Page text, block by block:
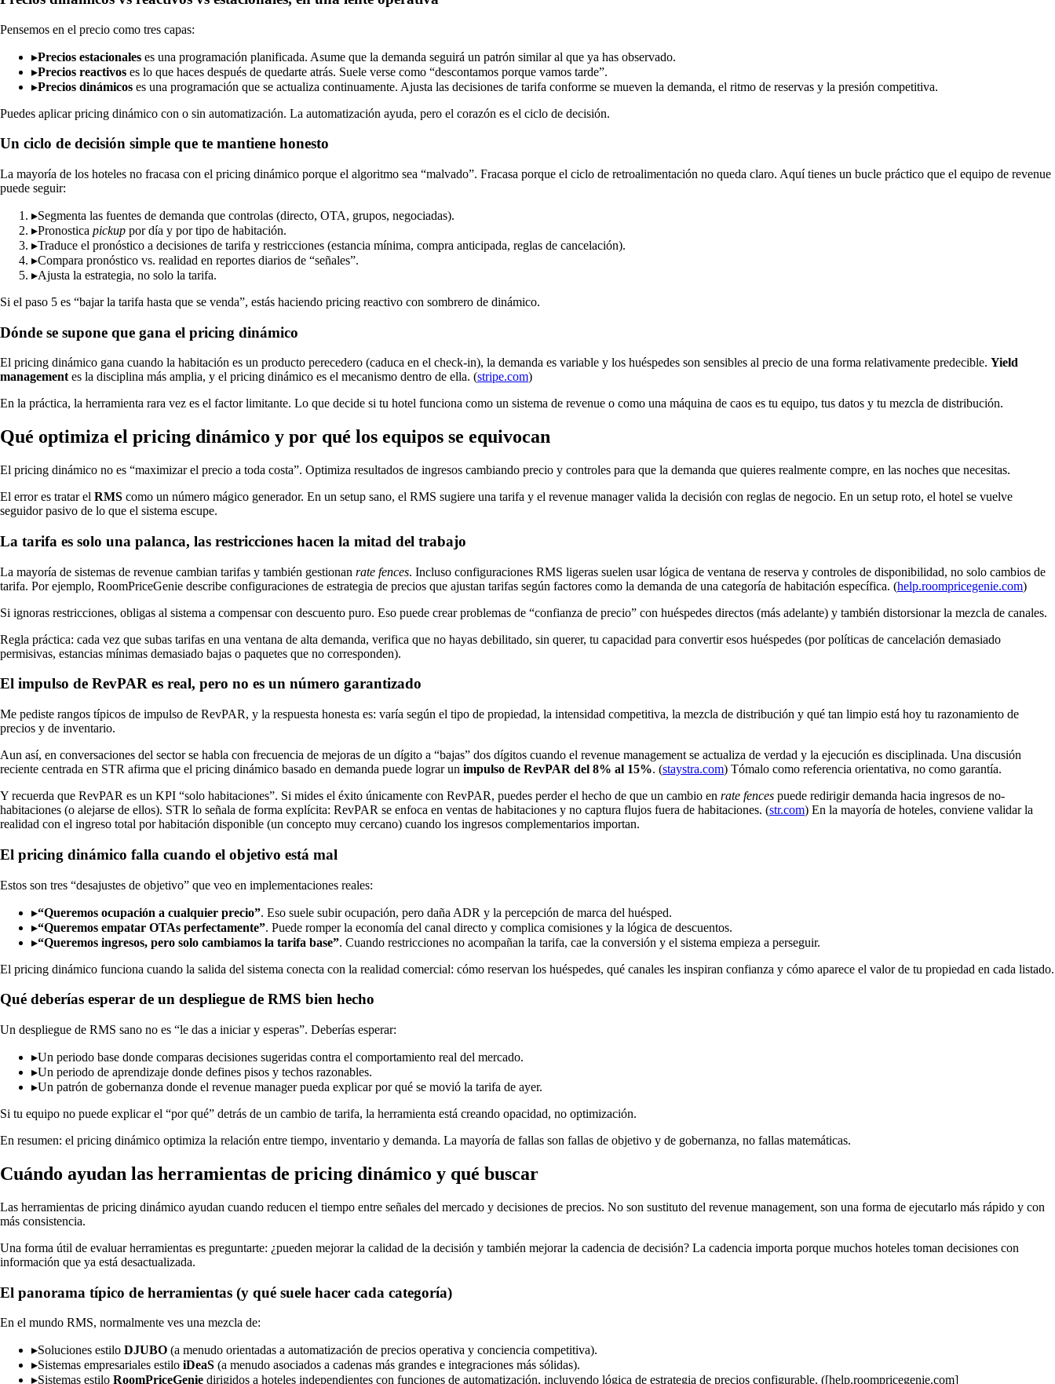
Pensemos en el precio como tres capas:
▸Precios estacionales es una programación planificada. Asume que la demanda seguirá un patrón similar al que ya has observado.
▸Precios reactivos es lo que haces después de quedarte atrás. Suele verse como “descontamos porque vamos tarde”.
▸Precios dinámicos es una programación que se actualiza continuamente. Ajusta las decisiones de tarifa conforme se mueven la demanda, el ritmo de reservas y la presión competitiva.
Puedes aplicar pricing dinámico con o sin automatización. La automatización ayuda, pero el corazón es el ciclo de decisión.
Un ciclo de decisión simple que te mantiene honesto
La mayoría de los hoteles no fracasa con el pricing dinámico porque el algoritmo sea “malvado”. Fracasa porque el ciclo de retroalimentación no queda claro. Aquí tienes un bucle práctico que el equipo de revenue
puede seguir:
▸Segmenta las fuentes de demanda que controlas (directo, OTA, grupos, negociadas).
▸Pronostica pickup por día y por tipo de habitación.
▸Traduce el pronóstico a decisiones de tarifa y restricciones (estancia mínima, compra anticipada, reglas de cancelación).
▸Compara pronóstico vs. realidad en reportes diarios de “señales”.
▸Ajusta la estrategia, no solo la tarifa.
Si el paso 5 es “bajar la tarifa hasta que se venda”, estás haciendo pricing reactivo con sombrero de dinámico.
Dónde se supone que gana el pricing dinámico
El pricing dinámico gana cuando la habitación es un producto perecedero (caduca en el check-in), la demanda es variable y los huéspedes son sensibles al precio de una forma relativamente predecible. Yield
managementes la disciplina más amplia, y el pricing dinámico es el mecanismo dentro de ella. (stripe.com)
En la práctica, la herramienta rara vez es el factor limitante. Lo que decide si tu hotel funciona como un sistema de revenue o como una máquina de caos es tu equipo, tus datos y tu mezcla de distribución.
Qué optimiza el pricing dinámico y por qué los equipos se equivocan
El pricing dinámico no es “maximizar el precio a toda costa”. Optimiza resultados de ingresos cambiando precio y controles para que la demanda que quieres realmente compre, en las noches que necesitas.
El error es tratar el RMS como un número mágico generador. En un setup sano, el RMS sugiere una tarifa y el revenue manager valida la decisión con reglas de negocio. En un setup roto, el hotel se vuelve
seguidor pasivo de lo que el sistema escupe.
La tarifa es solo una palanca, las restricciones hacen la mitad del trabajo
La mayoría de sistemas de revenue cambian tarifas y también gestionan rate fences. Incluso configuraciones RMS ligeras suelen usar lógica de ventana de reserva y controles de disponibilidad, no solo cambios de
tarifa. Por ejemplo, RoomPriceGenie describe configuraciones de estrategia de precios que ajustan tarifas según factores como la demanda de una categoría de habitación específica. (help.roompricegenie.com)
Si ignoras restricciones, obligas al sistema a compensar con descuento puro. Eso puede crear problemas de “confianza de precio” con huéspedes directos (más adelante) y también distorsionar la mezcla de canales.
Regla práctica: cada vez que subas tarifas en una ventana de alta demanda, verifica que no hayas debilitado, sin querer, tu capacidad para convertir esos huéspedes (por políticas de cancelación demasiado
permisivas, estancias mínimas demasiado bajas o paquetes que no corresponden).
El impulso de RevPAR es real, pero no es un número garantizado
Me pediste rangos típicos de impulso de RevPAR, y la respuesta honesta es: varía según el tipo de propiedad, la intensidad competitiva, la mezcla de distribución y qué tan limpio está hoy tu razonamiento de
precios y de inventario.
Aun así, en conversaciones del sector se habla con frecuencia de mejoras de un dígito a “bajas” dos dígitos cuando el revenue management se actualiza de verdad y la ejecución es disciplinada. Una discusión
reciente centrada en STR afirma que el pricing dinámico basado en demanda puede lograr un impulso de RevPAR del 8% al 15%. (staystra.com) Tómalo como referencia orientativa, no como garantía.
Y recuerda que RevPAR es un KPI “solo habitaciones”. Si mides el éxito únicamente con RevPAR, puedes perder el hecho de que un cambio en rate fences puede redirigir demanda hacia ingresos de no-
habitaciones (o alejarse de ellos). STR lo señala de forma explícita: RevPAR se enfoca en ventas de habitaciones y no captura flujos fuera de habitaciones. (str.com) En la mayoría de hoteles, conviene validar la
realidad con el ingreso total por habitación disponible (un concepto muy cercano) cuando los ingresos complementarios importan.
El pricing dinámico falla cuando el objetivo está mal
Estos son tres “desajustes de objetivo” que veo en implementaciones reales:
▸“Queremos ocupación a cualquier precio”. Eso suele subir ocupación, pero daña ADR y la percepción de marca del huésped.
▸“Queremos empatar OTAs perfectamente”. Puede romper la economía del canal directo y complica comisiones y la lógica de descuentos.
▸“Queremos ingresos, pero solo cambiamos la tarifa base”. Cuando restricciones no acompañan la tarifa, cae la conversión y el sistema empieza a perseguir.
El pricing dinámico funciona cuando la salida del sistema conecta con la realidad comercial: cómo reservan los huéspedes, qué canales les inspiran confianza y cómo aparece el valor de tu propiedad en cada listado.
Qué deberías esperar de un despliegue de RMS bien hecho
Un despliegue de RMS sano no es “le das a iniciar y esperas”. Deberías esperar:
▸Un periodo base donde comparas decisiones sugeridas contra el comportamiento real del mercado.
▸Un periodo de aprendizaje donde defines pisos y techos razonables.
▸Un patrón de gobernanza donde el revenue manager pueda explicar por qué se movió la tarifa de ayer.
Si tu equipo no puede explicar el “por qué” detrás de un cambio de tarifa, la herramienta está creando opacidad, no optimización.
En resumen: el pricing dinámico optimiza la relación entre tiempo, inventario y demanda. La mayoría de fallas son fallas de objetivo y de gobernanza, no fallas matemáticas.
Cuándo ayudan las herramientas de pricing dinámico y qué buscar
Las herramientas de pricing dinámico ayudan cuando reducen el tiempo entre señales del mercado y decisiones de precios. No son sustituto del revenue management, son una forma de ejecutarlo más rápido y con
más consistencia.
Una forma útil de evaluar herramientas es preguntarte: ¿pueden mejorar la calidad de la decisión y también mejorar la cadencia de decisión? La cadencia importa porque muchos hoteles toman decisiones con
información que ya está desactualizada.
El panorama típico de herramientas (y qué suele hacer cada categoría)
En el mundo RMS, normalmente ves una mezcla de:
▸Soluciones estilo DJUBO (a menudo orientadas a automatización de precios operativa y conciencia competitiva).
▸Sistemas empresariales estilo iDeaS (a menudo asociados a cadenas más grandes e integraciones más sólidas).
▸Sistemas estilo RoomPriceGenie dirigidos a hoteles independientes con funciones de automatización, incluyendo lógica de estrategia de precios configurable. ([help.roompricegenie.com]